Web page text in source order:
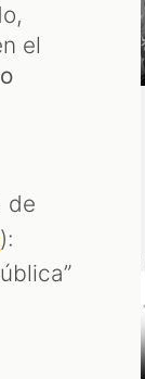
el
de
):